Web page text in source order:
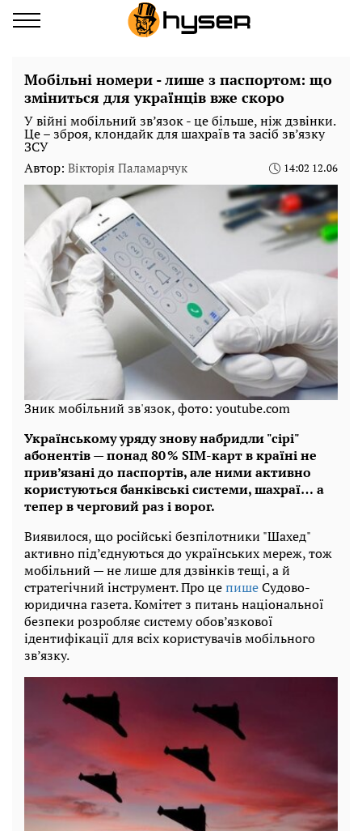
Мобільні номери - лише з паспортом: що
зміниться для українців вже скоро
У війні мобільний зв’язок - це більше, ніж дзвінки.
Це – зброя, клондайк для шахраїв та засіб зв’язку
ЗСУ
Автор: Вікторія Паламарчук 14:02 12.06
Зник мобільний зв'язок, фото: youtube.com
Українському уряду знову набридли "сірі"
абонентів — понад 80 % SIM-карт в країні не
прив’язані до паспортів, але ними активно
користуються банківські системи, шахраї… а
тепер в черговий раз і ворог.
Виявилося, що російські безпілотники "Шахед"
активно під’єднуються до українських мереж, тож
мобільний — не лише для дзвінків тещі, а й
стратегічний інструмент. Про цепишеСудово-
юридична газета. Комітет з питань національної
безпеки розробляє систему обов’язкової
ідентифікації для всіх користувачів мобільного
зв’язку.